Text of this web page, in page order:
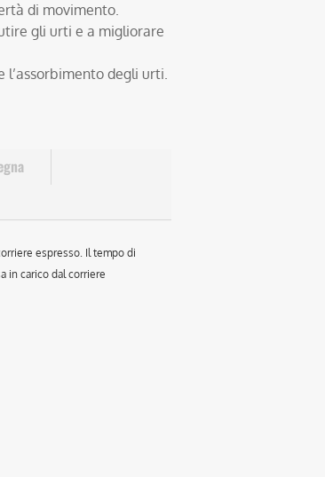
di movimento.
gli urti e a migliorare
degli urti.
espresso. Il tempo di
in carico dal corriere